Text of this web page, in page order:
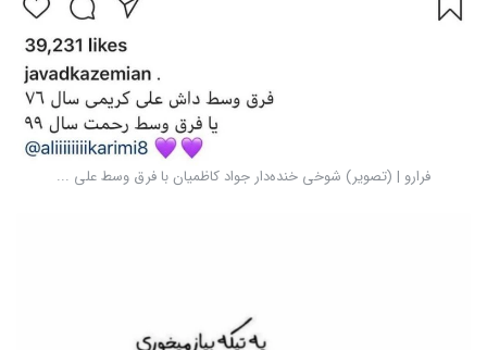
فرارو | (تصویر) شوخی خنده‌دار جواد کاظمیان با فرق وسط علی ...